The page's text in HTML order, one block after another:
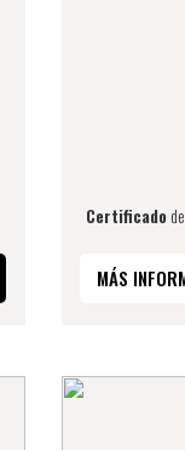
Certificado
MÁS